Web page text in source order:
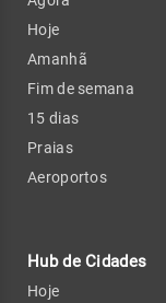
Hoje
Amanhã
Fim de semana
15 dias
Praias
Aeroportos
Hub de Cidades
Hoje